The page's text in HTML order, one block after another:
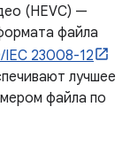
(HEVC) —
файла
IEC 23008-12
лучшее
файла по